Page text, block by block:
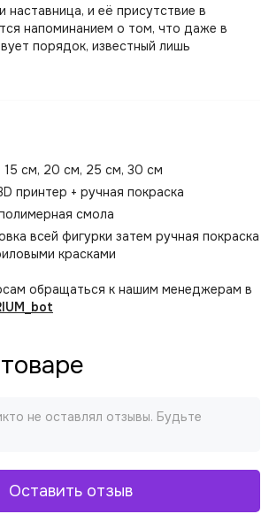
наставница, и её присутствие в
напоминанием о том, что даже в
порядок, известный лишь
15 см, 20 см, 25 см, 30 см
принтер + ручная покраска
смола
всей фигурки затем ручная покраска
красками
обращаться к нашим менеджерам в
не оставлял отзывы. Будьте
Оставить отзыв